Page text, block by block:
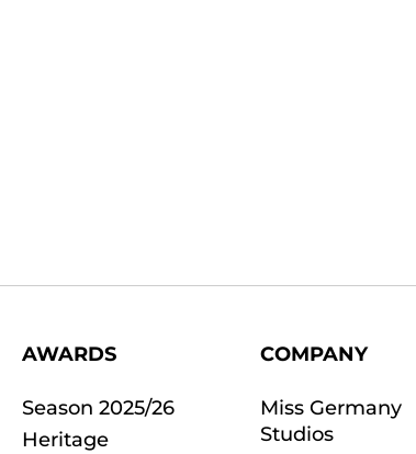
AWARDS
Season 2025/26
Heritage
COMPANY
Miss Germany
Studios